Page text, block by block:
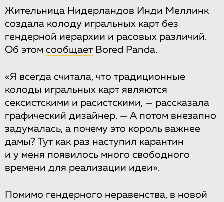
Жительница Нидерландов Инди Меллинк
создала колоду игральных карт без
гендерной иерархии и расовых различий.
Об этом сообщает Bored Panda.
«Я всегда считала, что традиционные
колоды игральных карт являются
сексистскими и расистскими, — рассказала
графический дизайнер. — А потом внезапно
задумалась, а почему это король важнее
дамы? Тут как раз наступил карантин
и у меня появилось много свободного
времени для реализации идеи».
Помимо гендерного неравенства, в новой